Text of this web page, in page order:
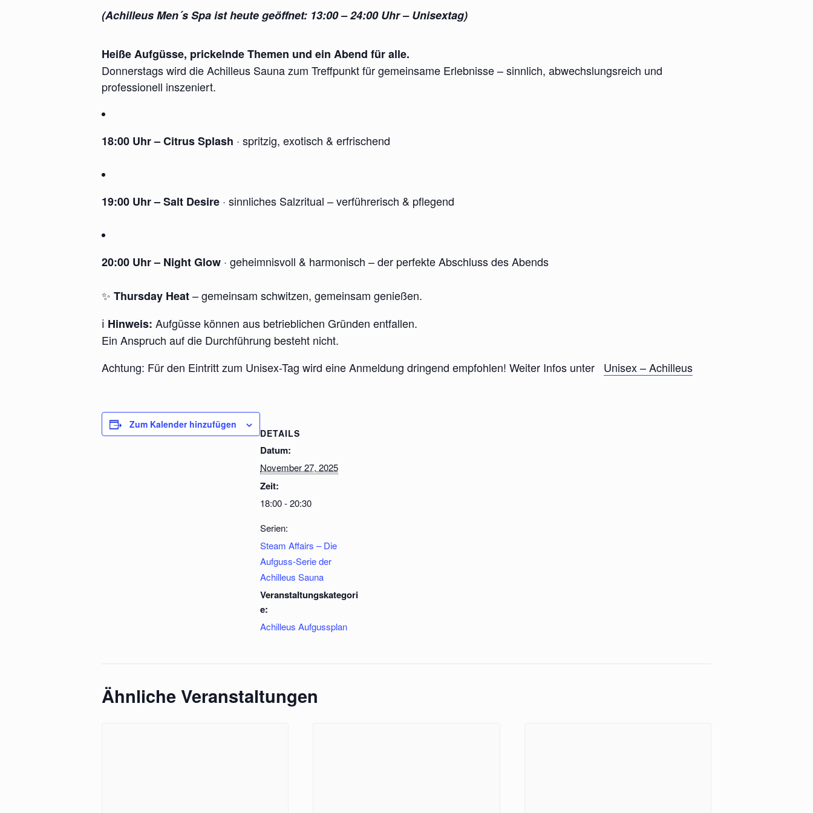
(Achilleus Men´s Spa ist heute geöffnet: 13:00 – 24:00 Uhr – Unisextag)
Heiße Aufgüsse, prickelnde Themen und ein Abend für alle.
Donnerstags wird die Achilleus Sauna zum Treffpunkt für gemeinsame Erlebnisse – sinnlich, abwechslungsreich und
professionell inszeniert.
18:00 Uhr – Citrus Splash · spritzig, exotisch & erfrischend
19:00 Uhr – Salt Desire · sinnliches Salzritual – verführerisch & pflegend
20:00 Uhr – Night Glow · geheimnisvoll & harmonisch – der perfekte Abschluss des Abends
✨ Thursday Heat– gemeinsam schwitzen, gemeinsam genießen.
ℹ️ Hinweis: Aufgüsse können aus betrieblichen Gründen entfallen.
Ein Anspruch auf die Durchführung besteht nicht.
Achtung: Für den Eintritt zum Unisex-Tag wird eine Anmeldung dringend empfohlen! Weiter Infos unter Unisex – Achilleus
Zum Kalender hinzufügen
DETAILS
Datum:
November 27, 2025
Zeit:
18:00 - 20:30
Serien:
Steam Affairs – Die
Aufguss-Serie der
Achilleus Sauna
Veranstaltungskategori
e:
Achilleus Aufgussplan
Ähnliche Veranstaltungen